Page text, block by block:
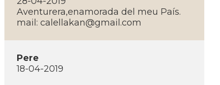
Aventurera,enamorada del meu Paí­s.
mail: calellakan@gmail.com
Pere
18-04-2019